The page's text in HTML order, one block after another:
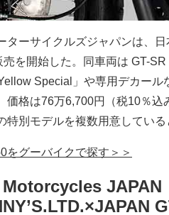
ターサイクルズジャパンは、
売を開始した。同車両は GT-
Special」や専用デカー
価格は76万6,700円（税10％
特別モデルを複数用意している
をグーバイクで探す＞＞
Motorcycles